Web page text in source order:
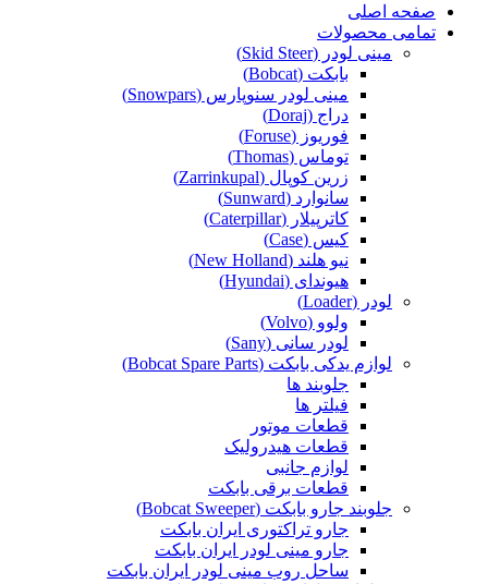
صفحه اصلی
تمامی محصولات
مینی لودر (Skid Steer)
بابکت (Bobcat)
مینی لودر سنوپارس (Snowpars)
دراج (Doraj)
فوریوز (Foruse)
توماس (Thomas)
زرین کوپال (Zarrinkupal)
سانوارد (Sunward)
کاترپیلار (Caterpillar)
کیس (Case)
نیو هلند (New Holland)
هیوندای (Hyundai)
لودر (Loader)
ولوو (Volvo)
لودر سانی (Sany)
لوازم یدکی بابکت (Bobcat Spare Parts)
جلوبند ها
فیلتر ها
قطعات موتور
قطعات هیدرولیک
لوازم جانبی
قطعات برقی بابکت
جلوبند جارو بابکت (Bobcat Sweeper)
جارو تراکتوری ایران بابکت
جارو مینی لودر ایران بابکت
ساحل روب مینی لودر ایران بابکت